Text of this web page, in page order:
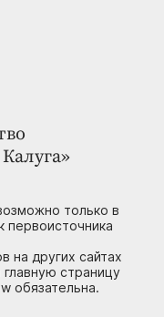
только в
первоисточника
на других сайтах
страницу
обязательна.